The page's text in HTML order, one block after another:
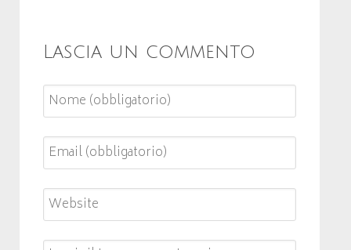
Lascia un commento